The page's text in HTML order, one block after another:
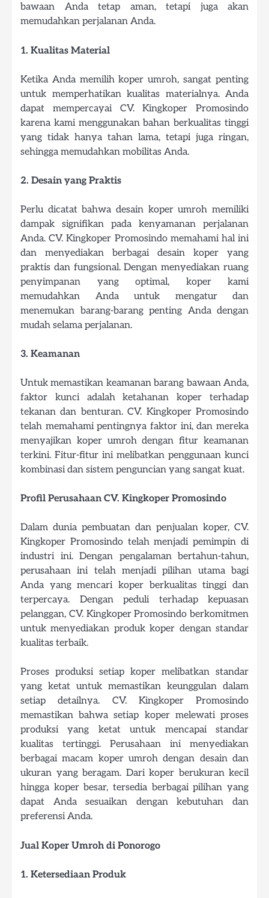
bawaan Anda tetap aman, tetapi juga akan
memudahkan perjalanan Anda.
1. Kualitas Material
Ketika Anda memilih koper umroh, sangat penting
untuk memperhatikan kualitas materialnya. Anda
dapat mempercayai CV. Kingkoper Promosindo
karena kami menggunakan bahan berkualitas tinggi
yang tidak hanya tahan lama, tetapi juga ringan,
sehingga memudahkan mobilitas Anda.
2. Desain yang Praktis
Perlu dicatat bahwa desain koper umroh memiliki
dampak signifikan pada kenyamanan perjalanan
Anda. CV. Kingkoper Promosindo memahami hal ini
dan menyediakan berbagai desain koper yang
praktis dan fungsional. Dengan menyediakan ruang
penyimpanan yang optimal, koper kami
memudahkan Anda untuk mengatur dan
menemukan barang-barang penting Anda dengan
mudah selama perjalanan.
3. Keamanan
Untuk memastikan keamanan barang bawaan Anda,
faktor kunci adalah ketahanan koper terhadap
tekanan dan benturan. CV. Kingkoper Promosindo
telah memahami pentingnya faktor ini, dan mereka
menyajikan koper umroh dengan fitur keamanan
terkini. Fitur-fitur ini melibatkan penggunaan kunci
kombinasi dan sistem penguncian yang sangat kuat.
Profil Perusahaan CV. Kingkoper Promosindo
Dalam dunia pembuatan dan penjualan koper, CV.
Kingkoper Promosindo telah menjadi pemimpin di
industri ini. Dengan pengalaman bertahun-tahun,
perusahaan ini telah menjadi pilihan utama bagi
Anda yang mencari koper berkualitas tinggi dan
terpercaya. Dengan peduli terhadap kepuasan
pelanggan, CV. Kingkoper Promosindo berkomitmen
untuk menyediakan produk koper dengan standar
kualitas terbaik.
Proses produksi setiap koper melibatkan standar
yang ketat untuk memastikan keunggulan dalam
setiap detailnya. CV. Kingkoper Promosindo
memastikan bahwa setiap koper melewati proses
produksi yang ketat untuk mencapai standar
kualitas tertinggi. Perusahaan ini menyediakan
berbagai macam koper umroh dengan desain dan
ukuran yang beragam. Dari koper berukuran kecil
hingga koper besar, tersedia berbagai pilihan yang
dapat Anda sesuaikan dengan kebutuhan dan
preferensi Anda.
Jual Koper Umroh di Ponorogo
1. Ketersediaan Produk